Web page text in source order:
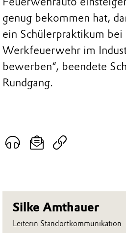
Silke Amthauer
Leiterin Standortkommunikation
genug bekommen hat,
ein Schülerpraktikum bei
Werkfeuerwehr im
bewerben“, beendete
Rundgang.